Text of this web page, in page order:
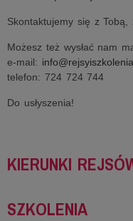
Skontaktujemy się z Tobą,
Możesz też wysłać nam
e-mail:
telefon: 724 724 744
Do usłyszenia!
KIERUNKI
SZKOLENIA